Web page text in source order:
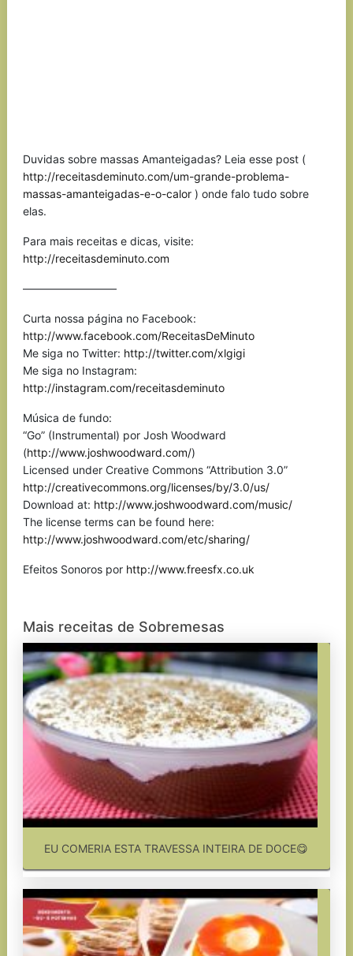
Duvidas sobre massas Amanteigadas? Leia esse post (
http://receitasdeminuto.com/um-grande-problema-
massas-amanteigadas-e-o-calor) onde falo tudo sobre
elas.
Para mais receitas e dicas, visite:
http://receitasdeminuto.com
————————–
Curta nossa página no Facebook:
http://www.facebook.com/ReceitasDeMinuto
Me siga no Twitter: http://twitter.com/xlgigi
Me siga no Instagram:
http://instagram.com/receitasdeminuto
Música de fundo:
“Go” (Instrumental) por Josh Woodward
(http://www.joshwoodward.com/)
Licensed under Creative Commons “Attribution 3.0”
http://creativecommons.org/licenses/by/3.0/us/
Download at: http://www.joshwoodward.com/music/
The license terms can be found here:
http://www.joshwoodward.com/etc/sharing/
Efeitos Sonoros por http://www.freesfx.co.uk
Mais receitas de Sobremesas
EU COMERIA ESTA TRAVESSA INTEIRA DE DOCE😋